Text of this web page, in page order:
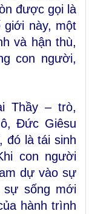
được gọi là
giới này, một
và hận thù,
con người,
Thầy – trò,
Đức Giêsu
đó là tái sinh
con người
dự vào sự
sự sống mới
hành trình